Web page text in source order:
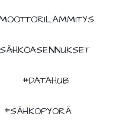
#DATAHUB
#SÄHKÖPYÖRÄ